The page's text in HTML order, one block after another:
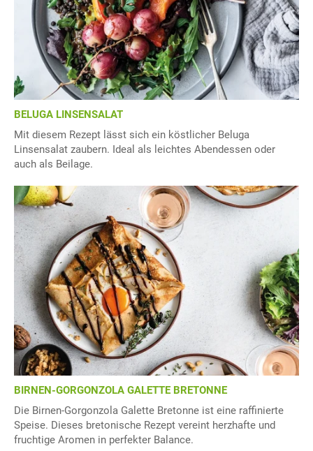
BELUGA LINSENSALAT
Mit diesem Rezept lässt sich ein köstlicher Beluga
Linsensalat zaubern. Ideal als leichtes Abendessen oder
auch als Beilage.
BIRNEN-GORGONZOLA GALETTE BRETONNE
Die Birnen-Gorgonzola Galette Bretonne ist eine raffinierte
Speise. Dieses bretonische Rezept vereint herzhafte und
fruchtige Aromen in perfekter Balance.